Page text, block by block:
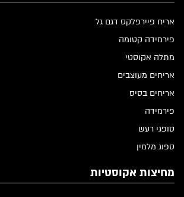
אריח פיירפלקס דגם גל
פירמידה קטומה
מתלה אקוסטי
אריחים מעוצבים
אריחים בסיס
פירמידה
סופגי רעש
ספוג מלמין
מחיצות אקוסטיות